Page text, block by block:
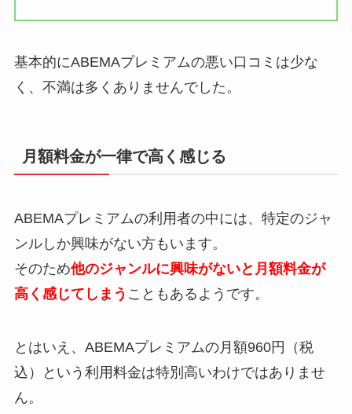
基本的にABEMAプレミアムの悪い口コミは少な
く、不満は多くありませんでした。
月額料金が一律で高く感じる
ABEMAプレミアムの利用者の中には、特定のジャ
ンルしか興味がない方もいます。
そのため他のジャンルに興味がないと月額料金が
高く感じてしまう こともあるようです。
とはいえ、ABEMAプレミアムの月額960円（税
込）という利用料金は特別高いわけではありませ
ん。